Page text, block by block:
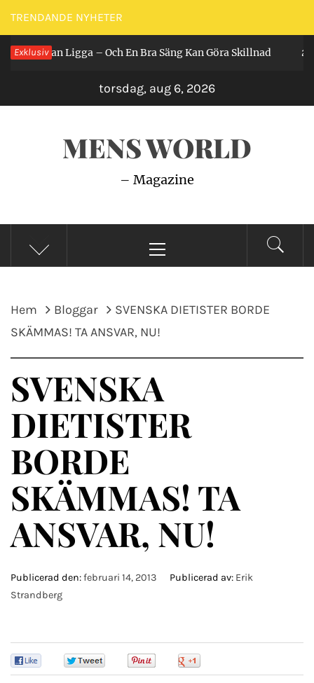
Hoppa
till
innehåll
TRENDANDE NYHETER
Exklusiv
Får Man Ligga – Och En Bra Säng Kan Göra Skillnad 2 år
torsdag, aug 6, 2026
MENS WORLD
– Magazine
meny
Hem Bloggar
SVENSKA DIETISTER BORDE
SKÄMMAS! TA ANSVAR, NU!
SVENSKA
DIETISTER
BORDE
SKÄMMAS! TA
ANSVAR, NU!
Publicerad den:februari 14, 2013 Publicerad av: Erik
Strandberg